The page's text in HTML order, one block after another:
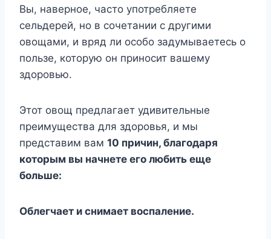
Вы, наверное, часто употребляете
сельдерей, но в сочетании с другими
овощами, и вряд ли особо задумываетесь о
пользе, которую он приносит вашему
здоровью.
Этот овощ предлагает удивительные
преимущества для здоровья, и мы
представим вам 10 причин, благодаря
которым вы начнете его любить еще
больше:
Облегчает и снимает воспаление.